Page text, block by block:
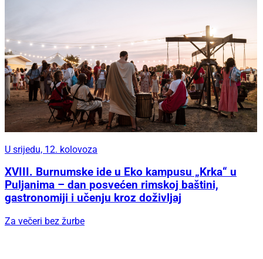
U srijedu, 12. kolovoza
XVIII. Burnumske ide u Eko kampusu „Krka“ u
Puljanima – dan posvećen rimskoj baštini,
gastronomiji i učenju kroz doživljaj
Za večeri bez žurbe